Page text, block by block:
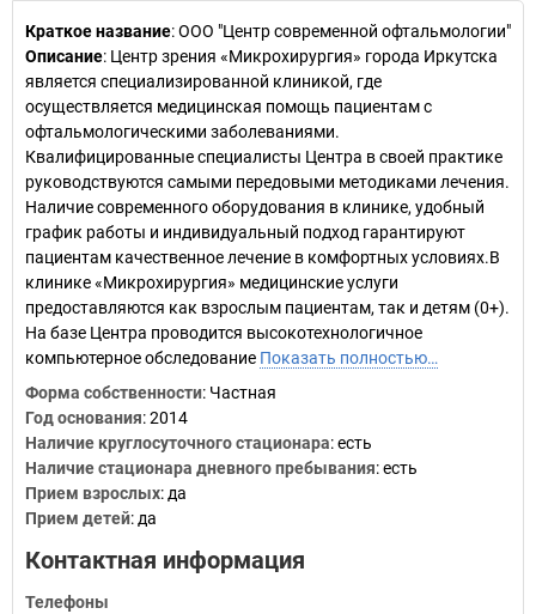
Краткое название:ООО "Центр современной офтальмологии"
Описание: Центр зрения «Микрохирургия» города Иркутска
является специализированной клиникой, где
осуществляется медицинская помощь пациентам с
офтальмологическими заболеваниями.
Квалифицированные специалисты Центра в своей практике
руководствуются самыми передовыми методиками лечения.
Наличие современного оборудования в клинике, удобный
график работы и индивидуальный подход гарантируют
пациентам качественное лечение в комфортных условиях.В
клинике «Микрохирургия» медицинские услуги
предоставляются как взрослым пациентам, так и детям (0+).
На базе Центра проводится высокотехнологичное
компьютерное обследование Показать полностью…
Форма собственности: Частная
Год основания:2014
Наличие круглосуточного стационара: есть
Наличие стационара дневного пребывания: есть
Прием взрослых: да
Прием детей: да
Контактная информация
Телефоны